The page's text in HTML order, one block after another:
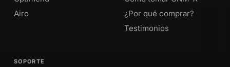
Airo
¿Por qué comprar?
Testimonios
SOPORTE